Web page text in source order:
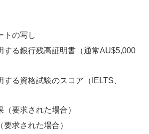
トの写し
する銀行残高証明書（通常AU$5,000
する資格試験のスコア（IELTS、
要求された場合）
求された場合）